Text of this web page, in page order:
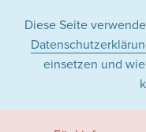
Diese Seite
einsetzen und